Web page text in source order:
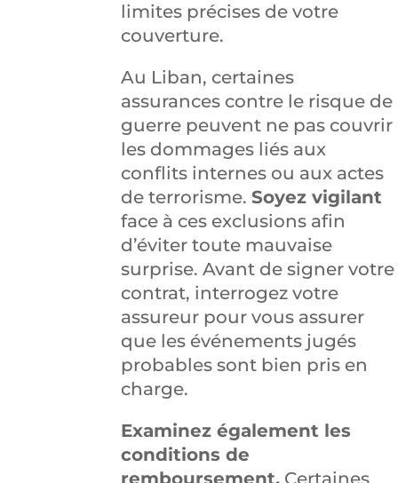
limites précises de votre
couverture.
Au Liban, certaines
assurances contre le risque de
guerre peuvent ne pas couvrir
les dommages liés aux
conflits internes ou aux actes
de terrorisme. Soyez vigilant
face à ces exclusions afin
d’éviter toute mauvaise
surprise. Avant de signer votre
contrat, interrogez votre
assureur pour vous assurer
que les événements jugés
probables sont bien pris en
charge.
Examinez également les
conditions de
remboursement.Certaines